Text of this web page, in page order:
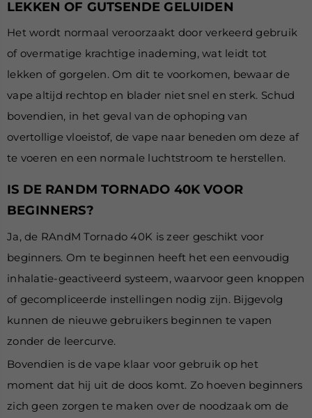
LEKKEN OF GUTSENDE GELUIDEN
Het wordt normaal veroorzaakt door verkeerd gebruik
of overmatige krachtige inademing, wat leidt tot
lekken of gorgelen. Om dit te voorkomen, bewaar de
vape altijd rechtop en blader niet snel en sterk. Schud
bovendien, in het geval van de ophoping van
overtollige vloeistof, de vape naar beneden om deze af
te voeren en een normale luchtstroom te herstellen.
IS DE RANDM TORNADO 40K VOOR
BEGINNERS?
Ja,de RAndM Tornado 40K is zeer geschikt voor
beginners. Om te beginnen heeft het een eenvoudig
inhalatie-geactiveerd systeem, waarvoor geen knoppen
of gecompliceerde instellingen nodig zijn. Bijgevolg
kunnen de nieuwe gebruikers beginnen te vapen
zonder de leercurve.
Bovendien is de vape klaar voor gebruik op het
moment dat hij uit de doos komt. Zo hoeven beginners
zich geen zorgen te maken over de noodzaak om de